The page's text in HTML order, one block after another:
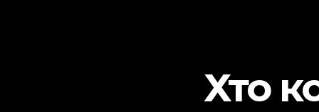
Хто